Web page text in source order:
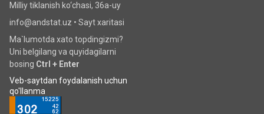
Milliy tiklanish ko‘chаsi, 36a-uy
info@andstat.uz • Sayt xaritasi
Ma`lumotda xato topdingizmi?
Uni belgilang va quyidagilarni
bosing Ctrl + Enter
Veb-saytdan foydalanish uchun
qo'llanma